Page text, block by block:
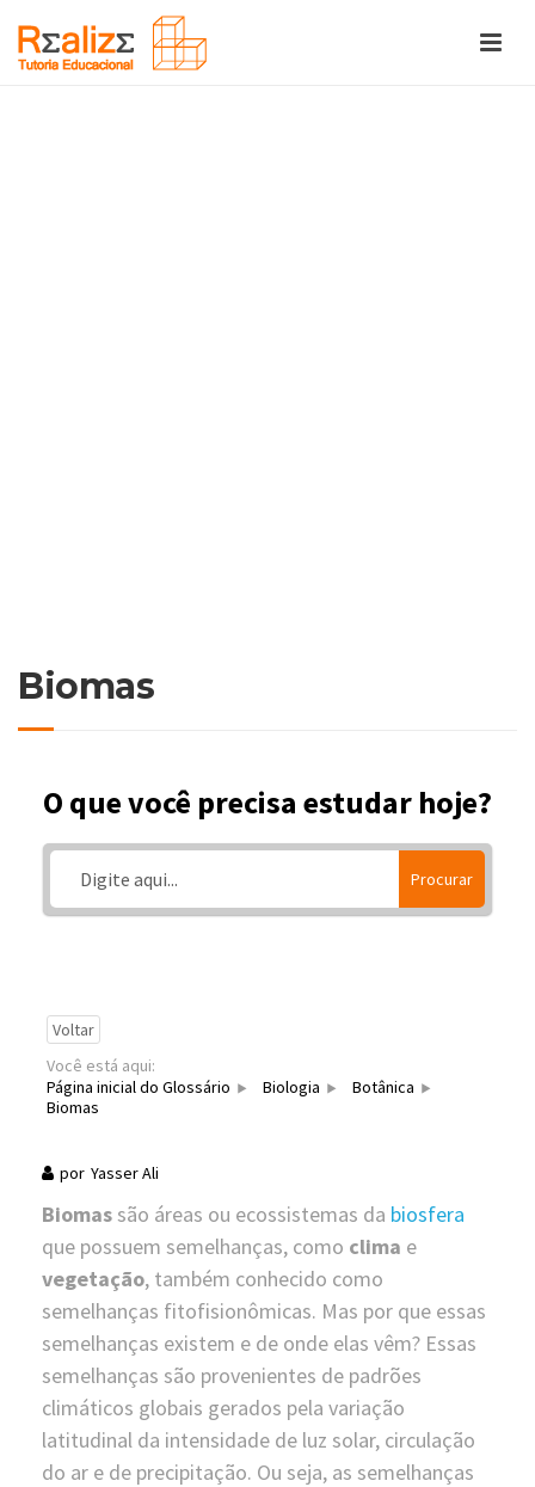
Biomas
O que você precisa estudar hoje?
Procurar
Voltar
Você está aqui:
Página inicial do Glossário
Biologia
Botânica
Biomas
por Yasser Ali
Biomas são áreas ou ecossistemas da biosfera
que possuem semelhanças, como clima e
vegetação, também conhecido como
semelhanças fitofisionômicas. Mas por que essas
semelhanças existem e de onde elas vêm? Essas
semelhanças são provenientes de padrões
climáticos globais gerados pela variação
latitudinal da intensidade de luz solar, circulação
do ar e de precipitação. Ou seja, as semelhanças